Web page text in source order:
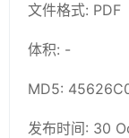
文件格式: PDF
体积: -
MD5:
发布时间: 30